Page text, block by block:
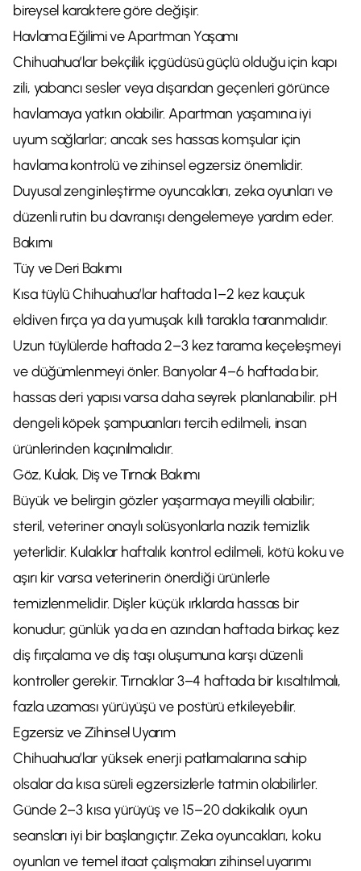
bireysel karaktere göre değişir.
Havlama Eğilimi ve Apartman Yaşamı
Chihuahua’lar bekçilik içgüdüsü güçlü olduğu için kapı
zili, yabancı sesler veya dışarıdan geçenleri görünce
havlamaya yatkın olabilir. Apartman yaşamına iyi
uyum sağlarlar; ancak ses hassas komşular için
havlama kontrolü ve zihinsel egzersiz önemlidir.
Duyusal zenginleştirme oyuncakları, zeka oyunları ve
düzenli rutin bu davranışı dengelemeye yardım eder.
Bakımı
Tüy ve Deri Bakımı
Kısa tüylü Chihuahua’lar haftada 1–2 kez kauçuk
eldiven fırça ya da yumuşak kıllı tarakla taranmalıdır.
Uzun tüylülerde haftada 2–3 kez tarama keçeleşmeyi
ve düğümlenmeyi önler. Banyolar 4–6 haftada bir,
hassas deri yapısı varsa daha seyrek planlanabilir. pH
dengeli köpek şampuanları tercih edilmeli, insan
ürünlerinden kaçınılmalıdır.
Göz, Kulak, Diş ve Tırnak Bakımı
Büyük ve belirgin gözler yaşarmaya meyilli olabilir;
steril, veteriner onaylı solüsyonlarla nazik temizlik
yeterlidir. Kulaklar haftalık kontrol edilmeli, kötü koku ve
aşırı kir varsa veterinerin önerdiği ürünlerle
temizlenmelidir. Dişler küçük ırklarda hassas bir
konudur; günlük ya da en azından haftada birkaç kez
diş fırçalama ve diş taşı oluşumuna karşı düzenli
kontroller gerekir. Tırnaklar 3–4 haftada bir kısaltılmalı,
fazla uzaması yürüyüşü ve postürü etkileyebilir.
Egzersiz ve Zihinsel Uyarım
Chihuahua’lar yüksek enerji patlamalarına sahip
olsalar da kısa süreli egzersizlerle tatmin olabilirler.
Günde 2–3 kısa yürüyüş ve 15–20 dakikalık oyun
seansları iyi bir başlangıçtır. Zeka oyuncakları, koku
oyunları ve temel itaat çalışmaları zihinsel uyarımı